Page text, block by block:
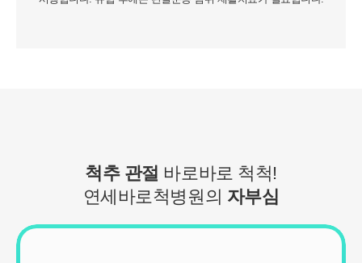
척추 관절 바로바로 척척!
연세바로척병원의 자부심